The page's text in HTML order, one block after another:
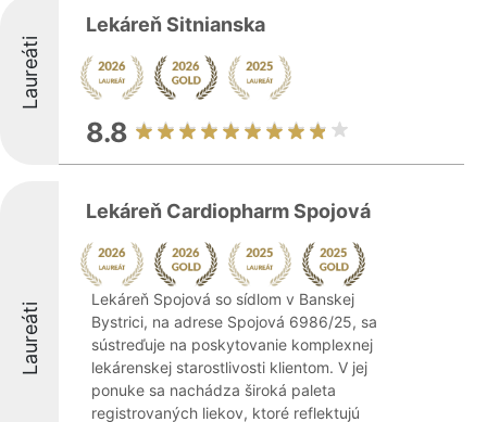
Laureáti
Lekáreň Sitnianska
8.8
Laureáti
Lekáreň Cardiopharm Spojová
Lekáreň Spojová so sídlom v Banskej
Bystrici, na adrese Spojová 6986/25, sa
sústreďuje na poskytovanie komplexnej
lekárenskej starostlivosti klientom. V jej
ponuke sa nachádza široká paleta
registrovaných liekov, ktoré reflektujú